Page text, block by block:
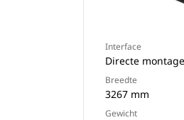
Interface
Directe montage
Breedte
3267 mm
Gewicht